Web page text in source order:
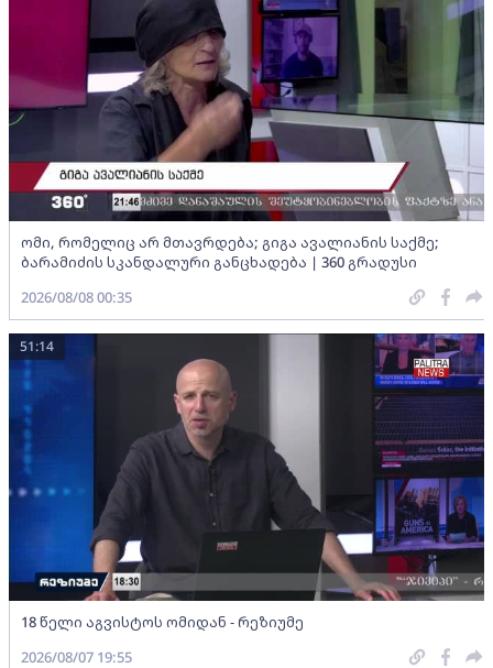
ომი, რომელიც არ მთავრდება; გიგა ავალიანის საქმე;
ბარამიძის სკანდალური განცხადება | 360 გრადუსი
2026/08/08 00:35
18 წელი აგვისტოს ომიდან - რეზიუმე
51:14
2026/08/07 19:55